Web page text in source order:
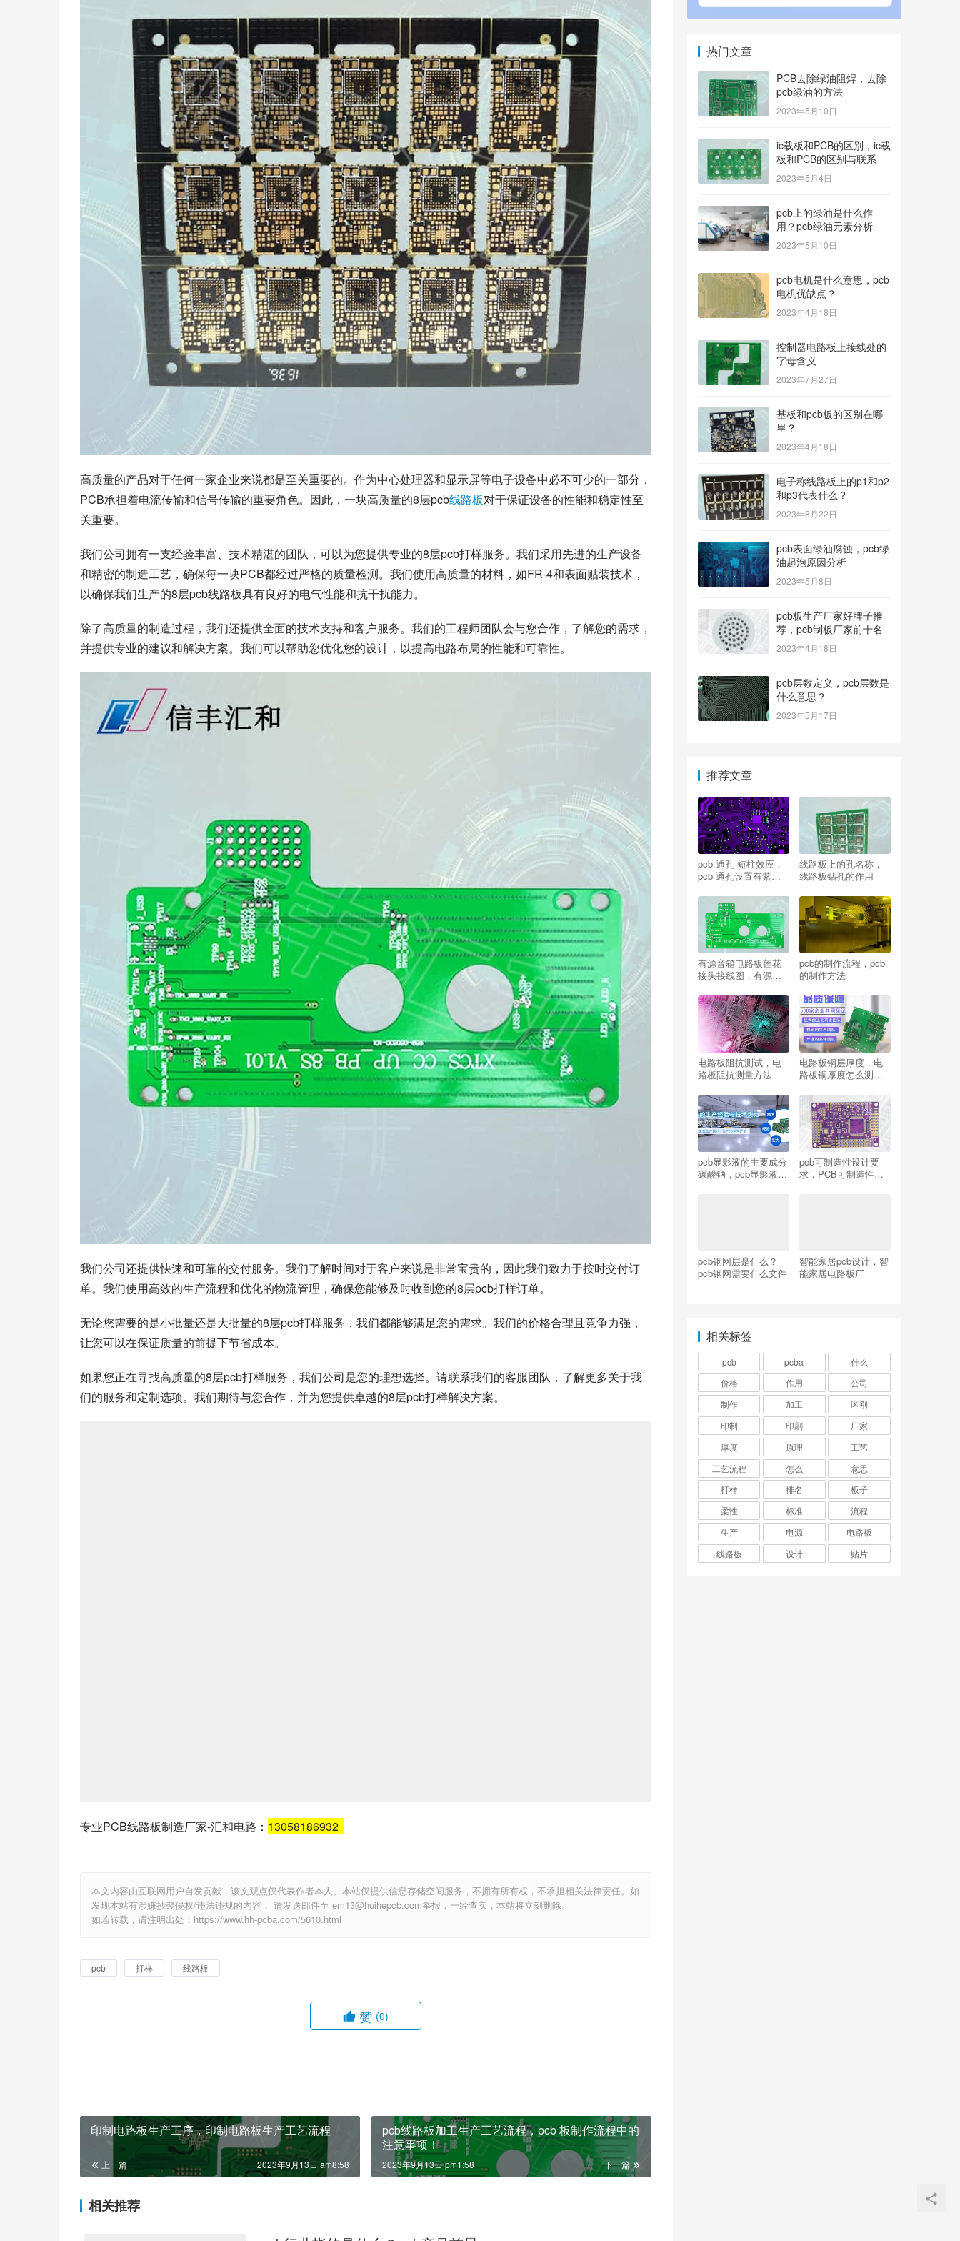
高质量的产品对于任何一家企业来说都是至关重要的。作为中心处理器和显示屏等电子设备中必不可少的一部分，
PCB承担着电流传输和信号传输的重要角色。因此，一块高质量的8层pcb线路板对于保证设备的性能和稳定性至
关重要。
我们公司拥有一支经验丰富、技术精湛的团队，可以为您提供专业的8层pcb打样服务。我们采用先进的生产设备
和精密的制造工艺，确保每一块PCB都经过严格的质量检测。我们使用高质量的材料，如FR-4和表面贴装技术，
以确保我们生产的8层pcb线路板具有良好的电气性能和抗干扰能力。
除了高质量的制造过程，我们还提供全面的技术支持和客户服务。我们的工程师团队会与您合作，了解您的需求，
并提供专业的建议和解决方案。我们可以帮助您优化您的设计，以提高电路布局的性能和可靠性。
我们公司还提供快速和可靠的交付服务。我们了解时间对于客户来说是非常宝贵的，因此我们致力于按时交付订
单。我们使用高效的生产流程和优化的物流管理，确保您能够及时收到您的8层pcb打样订单。
无论您需要的是小批量还是大批量的8层pcb打样服务，我们都能够满足您的需求。我们的价格合理且竞争力强，
让您可以在保证质量的前提下节省成本。
如果您正在寻找高质量的8层pcb打样服务，我们公司是您的理想选择。请联系我们的客服团队，了解更多关于我
们的服务和定制选项。我们期待与您合作，并为您提供卓越的8层pcb打样解决方案。
13058186932
pcb 线路板
热门文章
PCB去除绿油阻焊，去除
pcb绿油的方法
2023年5月10日
ic载板和PCB的区别，ic载
板和PCB的区别与联系
2023年5月4日
pcb上的绿油是什么作
用？pcb绿油元素分析
2023年5月10日
pcb电机是什么意思，pcb
电机优缺点？
2023年4月18日
控制器电路板上接线处的
字母含义
2023年7月27日
基板和pcb板的区别在哪
里？
2023年4月18日
电子称线路板上的p1和p2
和p3代表什么？
2023年8月22日
pcb表面绿油腐蚀，pcb绿
油起泡原因分析
2023年5月8日
pcb板生产厂家好牌子推
荐，pcb制板厂家前十名
2023年4月18日
pcb层数定义，pcb层数是
什么意思？
2023年5月17日
推荐文章
pcb 通孔 短柱效应，
pcb 通孔设置有紫色
线路板上的孔名称，
线路板钻孔的作用
有源音箱电路板莲花
接头接线图，有源音
pcb的制作流程，pcb
的制作方法
电路板阻抗测试，电
路板阻抗测量方法
电路板铜层厚度，电
路板铜厚度怎么测
pcb显影液的主要成分
碳酸钠，pcb显影液怎
pcb可制造性设计要
求，PCB可制造性设
pcb钢网层是什么？
pcb钢网需要什么文件
智能家居pcb设计，智
能家居电路板厂
相关标签
pcb pcba
什么
价格
作用
公司
制作
加工
区别
印制
印刷
厂家
厚度
原理
工艺
工艺流程
怎么
意思
打样
排名
板子
柔性
标准
流程
生产
电源
电路板
线路板
设计 贴片